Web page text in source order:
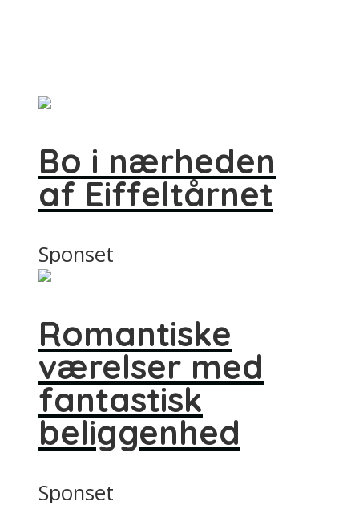
Bo i nærheden
af Eiffeltårnet
Sponset
Romantiske
værelser med
fantastisk
beliggenhed
Sponset